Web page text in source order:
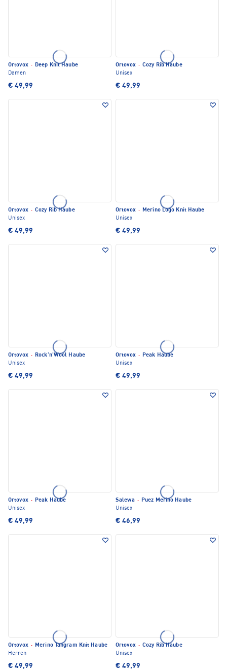
Ortovox · Deep Knit Haube
Damen
€ 49,99
Ortovox · Cozy Rib Haube
Unisex
€ 49,99
Ortovox · Cozy Rib Haube
Unisex
€ 49,99
Ortovox · Merino Logo Knit Haube
Unisex
€ 49,99
Ortovox · Rock'n'Wool Haube
Unisex
€ 49,99
Ortovox · Peak Haube
Unisex
€ 49,99
Ortovox · Peak Haube
Unisex
€ 49,99
Salewa · Puez Merino Haube
Unisex
€ 46,99
Ortovox · Merino Tangram Knit Haube
Herren
€ 49,99
Ortovox · Cozy Rib Haube
Unisex
€ 49,99